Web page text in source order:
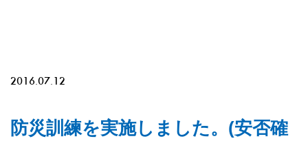
2016.07.12
防災訓練を実施しました。(安否確